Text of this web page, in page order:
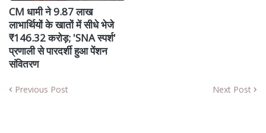
CM धामी ने 9.87 लाख
लाभार्थियों के खातों में सीधे भेजे
₹146.32 करोड़; 'SNA स्पर्श'
प्रणाली से पारदर्शी हुआ पेंशन
संवितरण
Previous Post Next Post